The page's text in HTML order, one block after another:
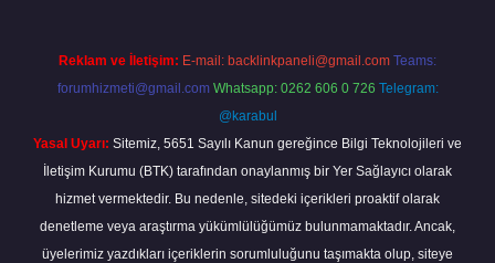
Reklam ve İletişim: E-mail: backlinkpaneli@gmail.com Teams:
forumhizmeti@gmail.com Whatsapp: 0262 606 0 726 Telegram:
@karabul
Yasal Uyarı: Sitemiz, 5651 Sayılı Kanun gereğince Bilgi Teknolojileri ve
İletişim Kurumu (BTK) tarafından onaylanmış bir Yer Sağlayıcı olarak
hizmet vermektedir. Bu nedenle, sitedeki içerikleri proaktif olarak
denetleme veya araştırma yükümlülüğümüz bulunmamaktadır. Ancak,
üyelerimiz yazdıkları içeriklerin sorumluluğunu taşımakta olup, siteye